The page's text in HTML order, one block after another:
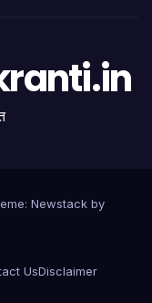
Newstackby
UsDisclaimer